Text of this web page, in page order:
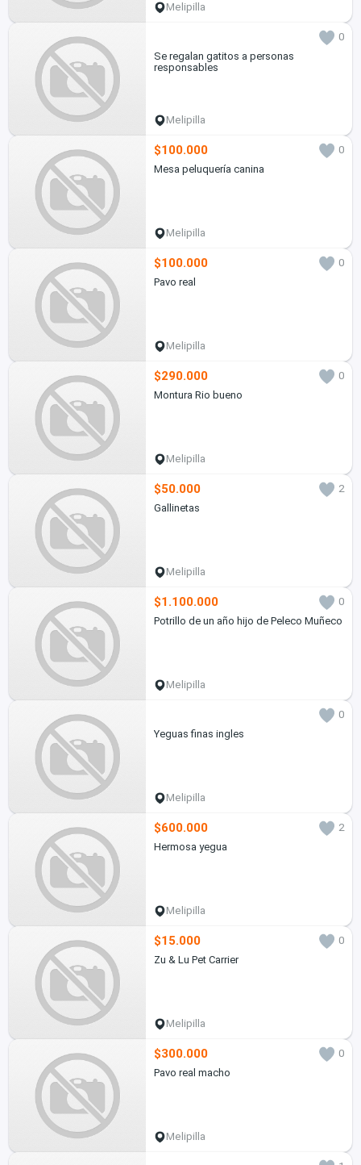
Melipilla
0
Se regalan gatitos a personas
responsables
Melipilla
$100.000
0
Mesa peluquería canina
Melipilla
$100.000
0
Pavo real
Melipilla
$290.000
0
Montura Rio bueno
Melipilla
$50.000
2
Gallinetas
Melipilla
$1.100.000
0
Potrillo de un año hijo de Peleco Muñeco
Melipilla
0
Yeguas finas ingles
Melipilla
$600.000
2
Hermosa yegua
Melipilla
$15.000
0
Zu & Lu Pet Carrier
Melipilla
$300.000
0
Pavo real macho
Melipilla